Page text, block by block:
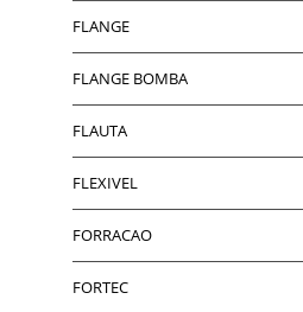
FLANGE
FLANGE BOMBA
FLAUTA
FLEXIVEL
FORRACAO
FORTEC